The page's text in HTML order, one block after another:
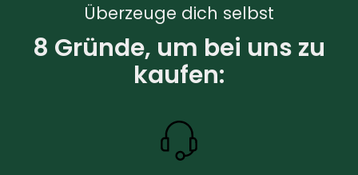
Überzeuge dich selbst
8 Gründe, um bei uns zu
kaufen: